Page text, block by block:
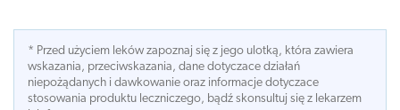
* Przed użyciem leków zapoznaj się z jego ulotką, która zawiera
wskazania, przeciwskazania, dane dotyczace działań
niepożądanych i dawkowanie oraz informacje dotyczace
stosowania produktu leczniczego, bądź skonsultuj się z lekarzem